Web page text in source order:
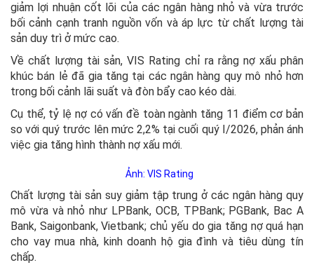
giảm lợi nhuận cốt lõi của các ngân hàng nhỏ và vừa trước
bối cảnh cạnh tranh nguồn vốn và áp lực từ chất lượng tài
sản duy trì ở mức cao.
Về chất lượng tài sản, VIS Rating chỉ ra rằng nợ xấu phân
khúc bán lẻ đã gia tăng tại các ngân hàng quy mô nhỏ hơn
trong bối cảnh lãi suất và đòn bẩy cao kéo dài.
Cụ thể, tỷ lệ nợ có vấn đề toàn ngành tăng 11 điểm cơ bản
so với quý trước lên mức 2,2% tại cuối quý I/2026, phản ánh
việc gia tăng hình thành nợ xấu mới.
Ảnh: VIS Rating
Chất lượng tài sản suy giảm tập trung ở các ngân hàng quy
mô vừa và nhỏ như LPBank, OCB, TPBank; PGBank, Bac A
Bank, Saigonbank, Vietbank; chủ yếu do gia tăng nợ quá hạn
cho vay mua nhà, kinh doanh hộ gia đình và tiêu dùng tín
chấp.